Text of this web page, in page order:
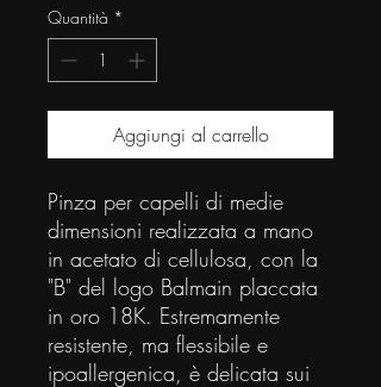
Quantità *
Aggiungi al carrello
Pinza per capelli di medie
dimensioni realizzata a mano
in acetato di cellulosa, con la
"B" del logo Balmain placcata
in oro 18K. Estremamente
resistente, ma flessibile e
ipoallergenica, è delicata sui